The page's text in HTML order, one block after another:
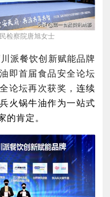
检察院唐旭女士
派餐饮创新赋能品牌
即首届食品安全论坛
论坛再次获奖， 连续
火锅牛油作为一站式
肯定。